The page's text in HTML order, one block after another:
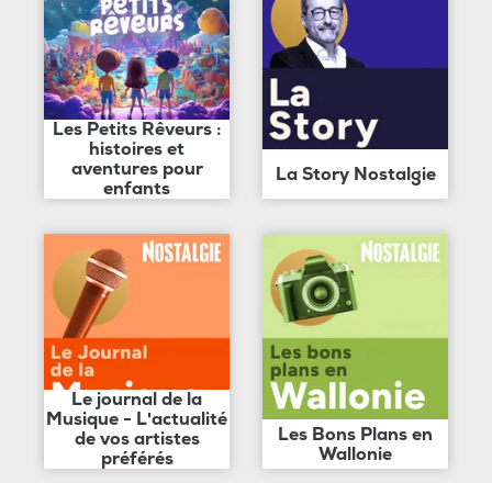
Les Petits Rêveurs :
histoires et
aventures pour
enfants
La Story Nostalgie
Le journal de la
Musique - L'actualité
de vos artistes
préférés
Les Bons Plans en
Wallonie